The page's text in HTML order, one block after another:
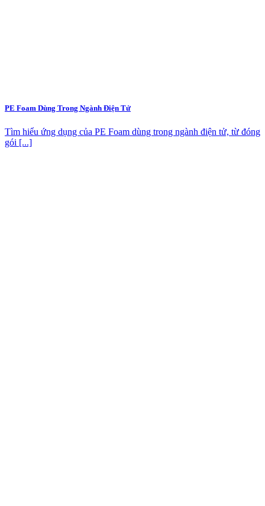
PE Foam Dùng Trong Ngành Điện Tử
Tìm hiểu ứng dụng của PE Foam dùng trong ngành điện tử, từ đóng
gói [...]